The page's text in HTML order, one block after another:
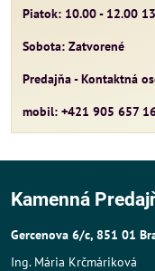
Piatok: 10.00 - 12.00
Sobota: Zatvorené
Predajňa - Kontaktná
mobil: +421 905 657
Kamenná
Gercenova 6/c, 851 01
Ing. Mária Krčmáriková